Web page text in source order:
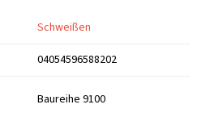
Schweißen
04054596588202
Baureihe 9100